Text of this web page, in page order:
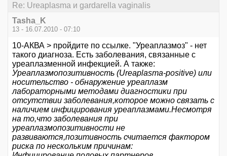
Re: Ureaplasma и gardarella vaginalis
Tasha_K
13 - 16.07.2010 - 07:10
10-АКВА > пройдите по ссылке. "Уреаплазмоз" - нет
такого диагноза. Есть заболевания, связанные с
уреаплазменной инфекцией. А также:
Уреаплазмопозитивность (Ureaplasma-positive) или
носительство - обнаружение уреаплазм
лабораторными методами диагностики при
отсутствии заболевания,которое можно связать с
наличием инфицирования уреаплазмами.Несмотря
на то,что заболевания при
уреаплазмопозитивности не
развиваются,позитивность считается фактором
риска по нескольким причинам: